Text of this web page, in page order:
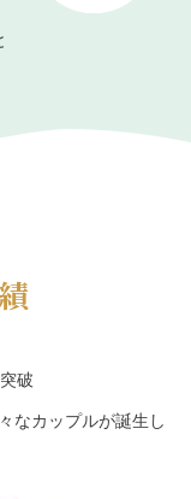
破
なカップルが誕生し